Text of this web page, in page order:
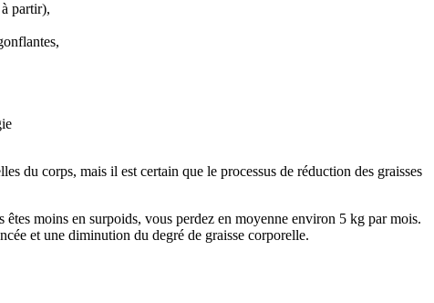
partir),
du corps, mais il est certain que le processus de réduction des graisses
moins en surpoids, vous perdez en moyenne environ 5 kg par mois.
et une diminution du degré de graisse corporelle.